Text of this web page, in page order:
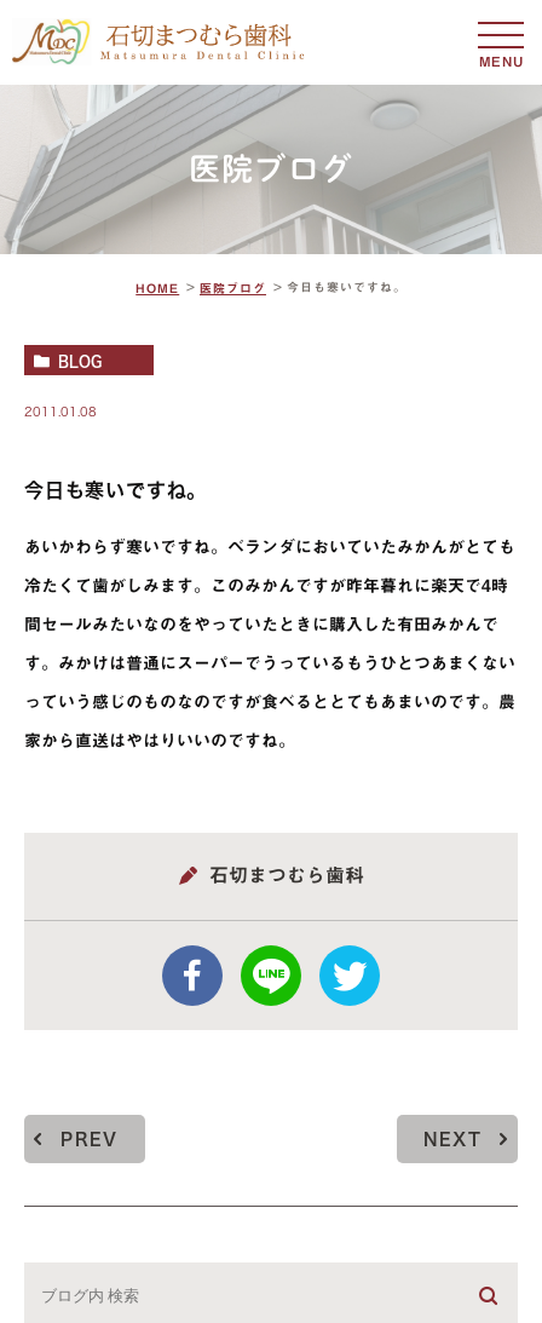
MENU
医院ブログ
HOME 医院ブログ 今日も寒いですね。
BLOG
2011.01.08
今日も寒いですね。
あいかわらず寒いですね。ベランダにおいていたみかんがとても
冷たくて歯がしみます。このみかんですが昨年暮れに楽天で4時
間セールみたいなのをやっていたときに購入した有田みかんで
す。みかけは普通にスーパーでうっているもうひとつあまくない
っていう感じのものなのですが食べるととてもあまいのです。農
家から直送はやはりいいのですね。
石切まつむら歯科
PREV NEXT